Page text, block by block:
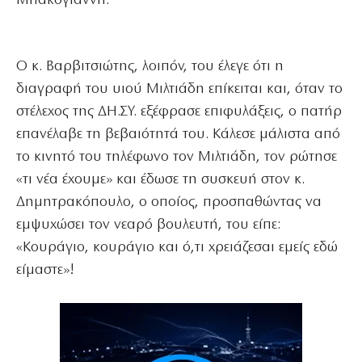
Ο κ. Βαρβιτσιώτης, λοιπόν, του έλεγε ότι η
διαγραφή του υιού Μιλτιάδη επίκειται και, όταν το
στέλεχος της ΔΗ.ΣΥ. εξέφρασε επιφυλάξεις, ο πατήρ
επανέλαβε τη βεβαιότητά του. Κάλεσε μάλιστα από
το κινητό του τηλέφωνο τον Μιλτιάδη, τον ρώτησε
«τι νέα έχουμε» και έδωσε τη συσκευή στον κ.
Δημητρακόπουλο, ο οποίος, προσπαθώντας να
εμψυχώσει τον νεαρό βουλευτή, του είπε:
«Κουράγιο, κουράγιο και ό,τι χρειάζεσαι εμείς εδώ
είμαστε»!